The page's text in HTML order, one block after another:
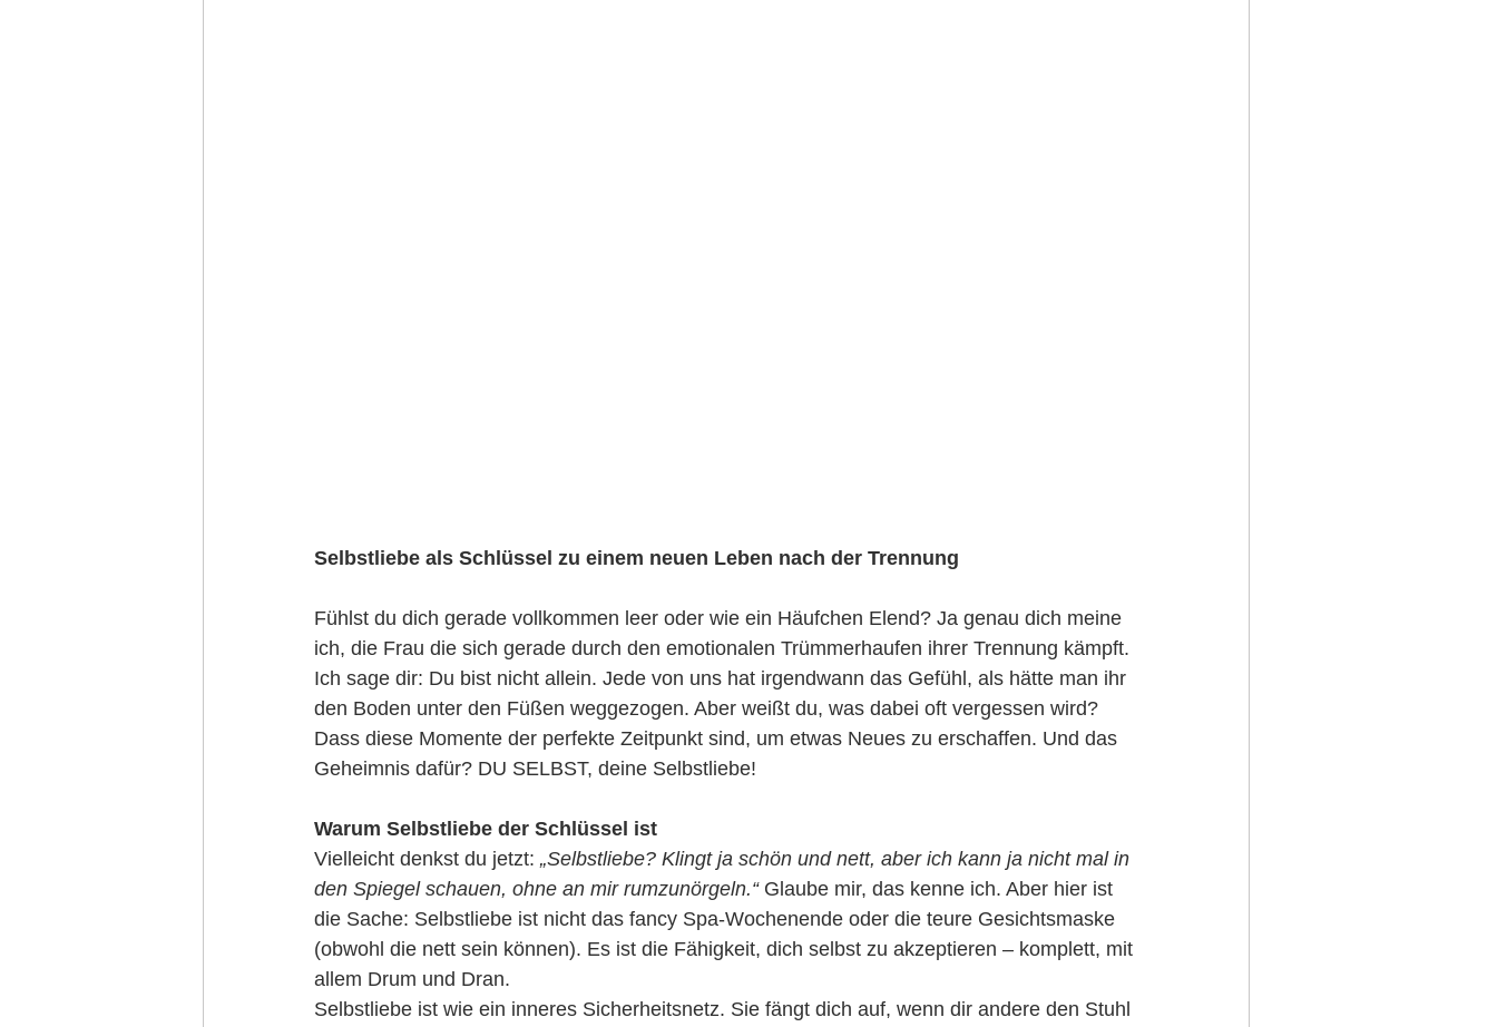
Selbstliebe als Schlüssel zu einem neuen Leben nach der Trennung
Fühlst du dich gerade vollkommen leer oder wie ein Häufchen Elend? Ja genau dich meine
ich, die Frau die sich gerade durch den emotionalen Trümmerhaufen ihrer Trennung kämpft.
Ich sage dir: Du bist nicht allein. Jede von uns hat irgendwann das Gefühl, als hätte man ihr
den Boden unter den Füßen weggezogen. Aber weißt du, was dabei oft vergessen wird?
Dass diese Momente der perfekte Zeitpunkt sind, um etwas Neues zu erschaffen. Und das
Geheimnis dafür? DU SELBST, deine Selbstliebe!
Warum Selbstliebe der Schlüssel ist
Vielleicht denkst du jetzt: „Selbstliebe? Klingt ja schön und nett, aber ich kann ja nicht mal in
den Spiegel schauen, ohne an mir rumzunörgeln.“ Glaube mir, das kenne ich. Aber hier ist
die Sache: Selbstliebe ist nicht das fancy Spa-Wochenende oder die teure Gesichtsmaske
(obwohl die nett sein können). Es ist die Fähigkeit, dich selbst zu akzeptieren – komplett, mit
allem Drum und Dran.
Selbstliebe ist wie ein inneres Sicherheitsnetz. Sie fängt dich auf, wenn dir andere den Stuhl